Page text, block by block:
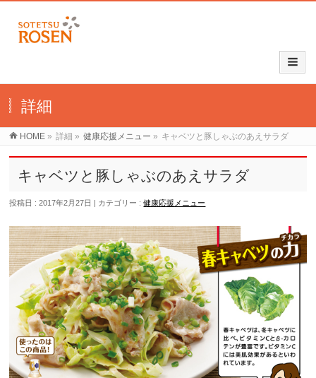
詳細
HOME » 詳細 » 健康応援メニュー » キャベツと豚しゃぶのあえサラダ
キャベツと豚しゃぶのあえサラダ
投稿日 : 2017年2月27日 カテゴリー :健康応援メニュー